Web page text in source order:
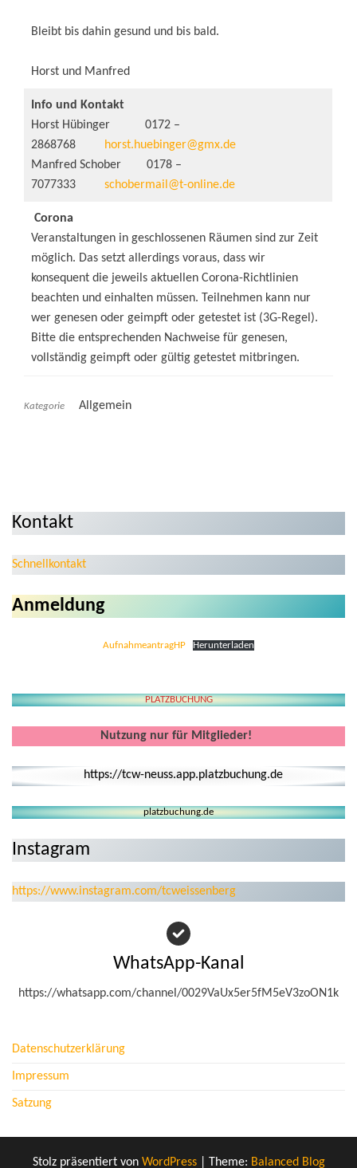
Bleibt bis dahin gesund und bis bald.
Horst und Manfred
Info und Kontakt
Horst Hübinger 0172 –
2868768
horst.huebinger@gmx.de
Manfred Schober 0178 –
7077333 schobermail@t-online.de
Corona
Veranstaltungen in geschlossenen Räumen sind zur Zeit
möglich. Das setzt allerdings voraus, dass wir
konsequent die jeweils aktuellen Corona-Richtlinien
beachten und einhalten müssen. Teilnehmen kann nur
wer genesen oder geimpft oder getestet ist (3G-Regel).
Bitte die entsprechenden Nachweise für genesen,
vollständig geimpft oder gültig getestet mitbringen.
Kategorie Allgemein
Kontakt
Schnellkontakt
Anmeldung
AufnahmeantragHP Herunterladen
PLATZBUCHUNG
Nutzung nur für Mitglieder!
https://tcw-neuss.app.platzbuchung.de
platzbuchung.de
Instagram
https://www.instagram.com/tcweissenberg
WhatsApp-Kanal
https://whatsapp.com/channel/0029VaUx5er5fM5eV3zoON1k
Datenschutzerklärung
Impressum
Satzung
Stolz präsentiert von WordPress Theme: Balanced Blog